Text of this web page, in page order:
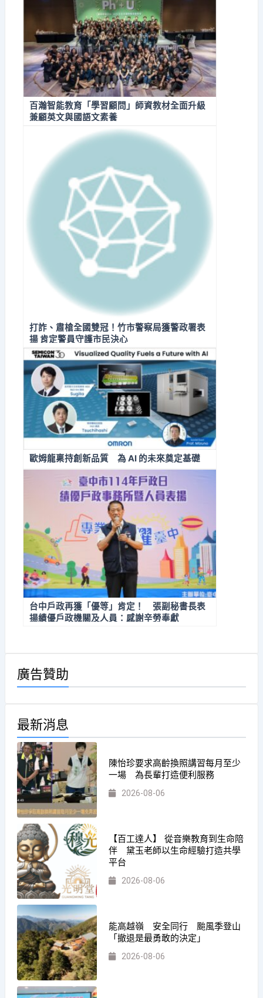
百瀚智能教育「學習顧問」師資教材全面升級
兼顧英文與國語文素養
打詐、肅槍全國雙冠！竹市警察局獲警政署表
揚 肯定警員守護市民決心
歐姆龍稟持創新品質 為 AI 的未來奠定基礎
台中戶政再獲「優等」肯定！ 張副秘書長表
揚績優戶政機關及人員：感謝辛勞奉獻
廣告贊助
最新消息
陳怡珍要求高齡換照講習每月至少
一場 為長輩打造便利服務
2026-08-06
【百工達人】 從音樂教育到生命陪
伴 黛玉老師以生命經驗打造共學
平台
2026-08-06
能高越嶺 安全同行 颱風季登山
「撤退是最勇敢的決定」
2026-08-06